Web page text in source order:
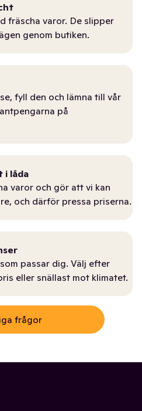
fräscha varor. De slipper
genom butiken.
fyll den och lämna till vår
på
i låda
varor och gör att vi kan
och därför pressa priserna.
passar dig. Välj efter
eller snällast mot klimatet.
frågor